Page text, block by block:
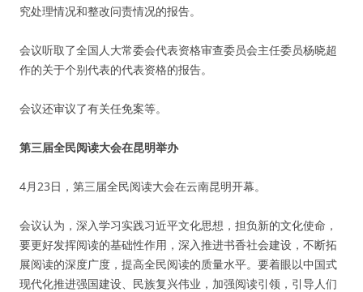
究处理情况和整改问责情况的报告。
会议听取了全国人大常委会代表资格审查委员会主任委员杨晓超
作的关于个别代表的代表资格的报告。
会议还审议了有关任免案等。
第三届全民阅读大会在昆明举办
4月23日，第三届全民阅读大会在云南昆明开幕。
会议认为，深入学习实践习近平文化思想，担负新的文化使命，
要更好发挥阅读的基础性作用，深入推进书香社会建设，不断拓
展阅读的深度广度，提高全民阅读的质量水平。要着眼以中国式
现代化推进强国建设、民族复兴伟业，加强阅读引领，引导人们